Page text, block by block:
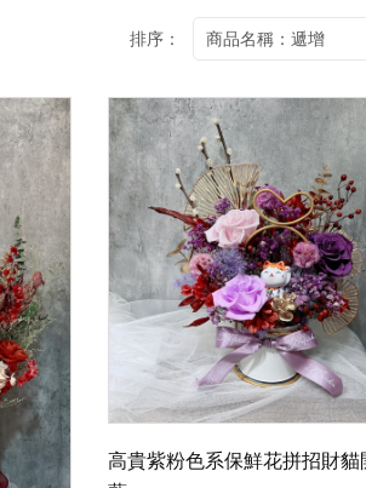
排序： 商品名稱：遞增
高貴紫粉色系保鮮花拼招財貓